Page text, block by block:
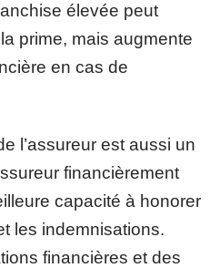
élevée peut
prime, mais augmente
en cas de
l’assureur est aussi un
financièrement
capacité à honorer
les indemnisations.
financières et des